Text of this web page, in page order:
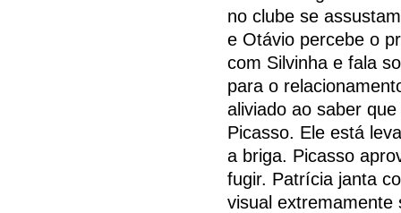
no clube se
e Otávio percebe o
com Silvinha e fala
para o
aliviado ao saber
Picasso. Ele está
a briga. Picasso
fugir. Patrícia janta
visual extremamente